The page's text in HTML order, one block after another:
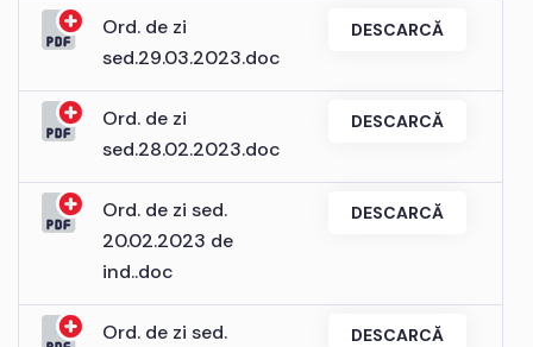
Ord. de zi
sed.29.03.2023.doc
DESCARCĂ
Ord. de zi
sed.28.02.2023.doc
DESCARCĂ
Ord. de zi sed.
20.02.2023 de
ind..doc
DESCARCĂ
Ord. de zi sed.
DESCARCĂ